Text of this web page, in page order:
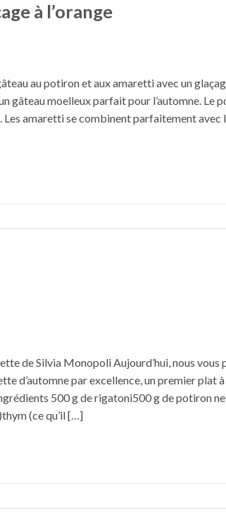
à l’orange
au potiron et aux amaretti avec un
gâteau moelleux parfait pour l’automne. Le
Les amaretti se combinent parfaitement avec
de Silvia Monopoli Aujourd’hui, nous vous
d’automne par excellence, un premier plat
500 g de rigatoni500 g de potiron
(ce qu’il […]